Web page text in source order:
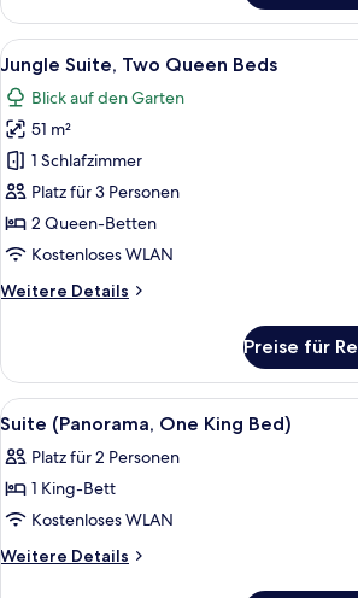
Suite,
Two
Queen
Beds
Alle
Fotos
für
Jungle
Suite,
Two
Queen
Beds
Ein
7
Jungle Suite, Two Queen Beds
Blick auf den Garten
51 m²
1 Schlafzimmer
Platz für 3 Personen
2 Queen-Betten
Kostenloses WLAN
Weitere Details
Weitere
Suite,
Two
Queen
Preise für
Alle
Fotos
für
Suite
(Panorama,
One
Ein
6
Suite (Panorama, One King Bed)
Platz für 2 Personen
1 King-Bett
Kostenloses WLAN
Weitere Details
Weitere